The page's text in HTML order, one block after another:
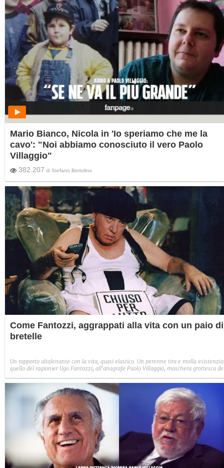
Mario Bianco, Nicola in 'Io speriamo che me la
cavo': "Noi abbiamo conosciuto il vero Paolo
Villaggio"
382.207 di Stefano Bertolino
Come Fantozzi, aggrappati alla vita con un paio di
bretelle
Un rapporto altalenante con la vita, quasi elastico. Un perenne tira e molla
quello del ragionier Ugo Fantozzi, all'anagrafe Paolo Villaggio, maschera grottesca
L'orgoglio della miseria, che alla fine ci ha conquistati tutti con il principio
dell'identificazione e con il suo irresistibile nonsense.